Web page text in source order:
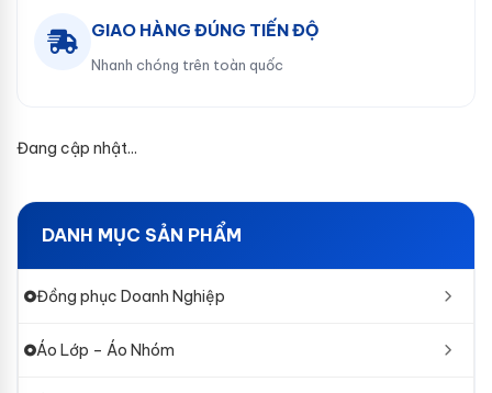
GIAO HÀNG ĐÚNG TIẾN ĐỘ
Nhanh chóng trên toàn quốc
Đang cập nhật...
DANH MỤC SẢN PHẨM
Đồng phục Doanh Nghiệp
Áo Lớp – Áo Nhóm